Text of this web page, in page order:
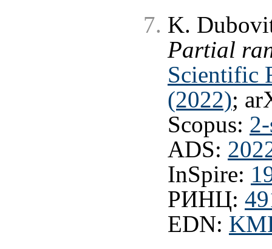
K.
Partial
Scientific
(2022);
Scopus:
ADS:
InSpire:
РИНЦ:
EDN: